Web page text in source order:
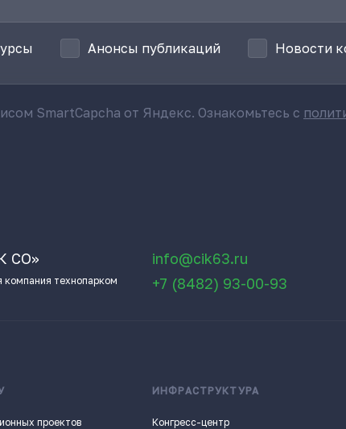
Анонсы публикаций Новости
SmartCapcha от Яндекс. Ознакомьтесь с
СО»
компания технопарком
info@cik63.ru
+7 (8482) 93-00-93
проектов
ИНФРАСТРУКТУРА
Конгресс-центр